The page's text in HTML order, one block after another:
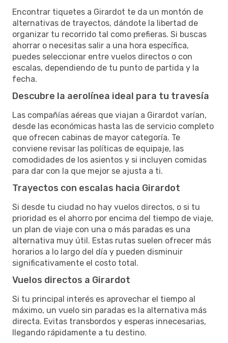
Encontrar tiquetes a Girardot te da un montón de
alternativas de trayectos, dándote la libertad de
organizar tu recorrido tal como prefieras. Si buscas
ahorrar o necesitas salir a una hora específica,
puedes seleccionar entre vuelos directos o con
escalas, dependiendo de tu punto de partida y la
fecha.
Descubre la aerolínea ideal para tu travesía
Las compañías aéreas que viajan a Girardot varían,
desde las económicas hasta las de servicio completo
que ofrecen cabinas de mayor categoría. Te
conviene revisar las políticas de equipaje, las
comodidades de los asientos y si incluyen comidas
para dar con la que mejor se ajusta a ti.
Trayectos con escalas hacia Girardot
Si desde tu ciudad no hay vuelos directos, o si tu
prioridad es el ahorro por encima del tiempo de viaje,
un plan de viaje con una o más paradas es una
alternativa muy útil. Estas rutas suelen ofrecer más
horarios a lo largo del día y pueden disminuir
significativamente el costo total.
Vuelos directos a Girardot
Si tu principal interés es aprovechar el tiempo al
máximo, un vuelo sin paradas es la alternativa más
directa. Evitas transbordos y esperas innecesarias,
llegando rápidamente a tu destino.